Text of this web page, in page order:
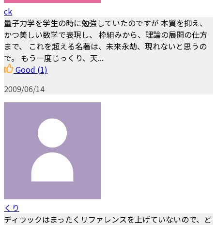
ck
量子力学を学生の時に勉強していたのですが 本質を抑え、
かつ美しい数学で表現し、 枠組みから、理論の展開の仕方
まで、 これを超える名著は、未来永劫、現れないと思うの
で。 もう一度じっくり、天...
Good (1)
2009/06/14
くり
ディラックはまったくリファレンスを上げていないので、ど